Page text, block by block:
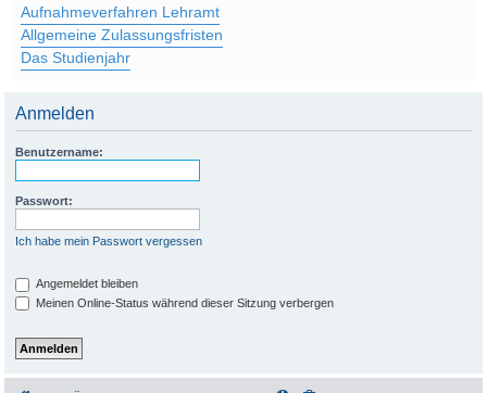
Aufnahmeverfahren Lehramt
Allgemeine Zulassungsfristen
Das Studienjahr
Anmelden
Benutzername:
Passwort:
Ich habe mein Passwort vergessen
Angemeldet bleiben
Meinen Online-Status während dieser Sitzung verbergen